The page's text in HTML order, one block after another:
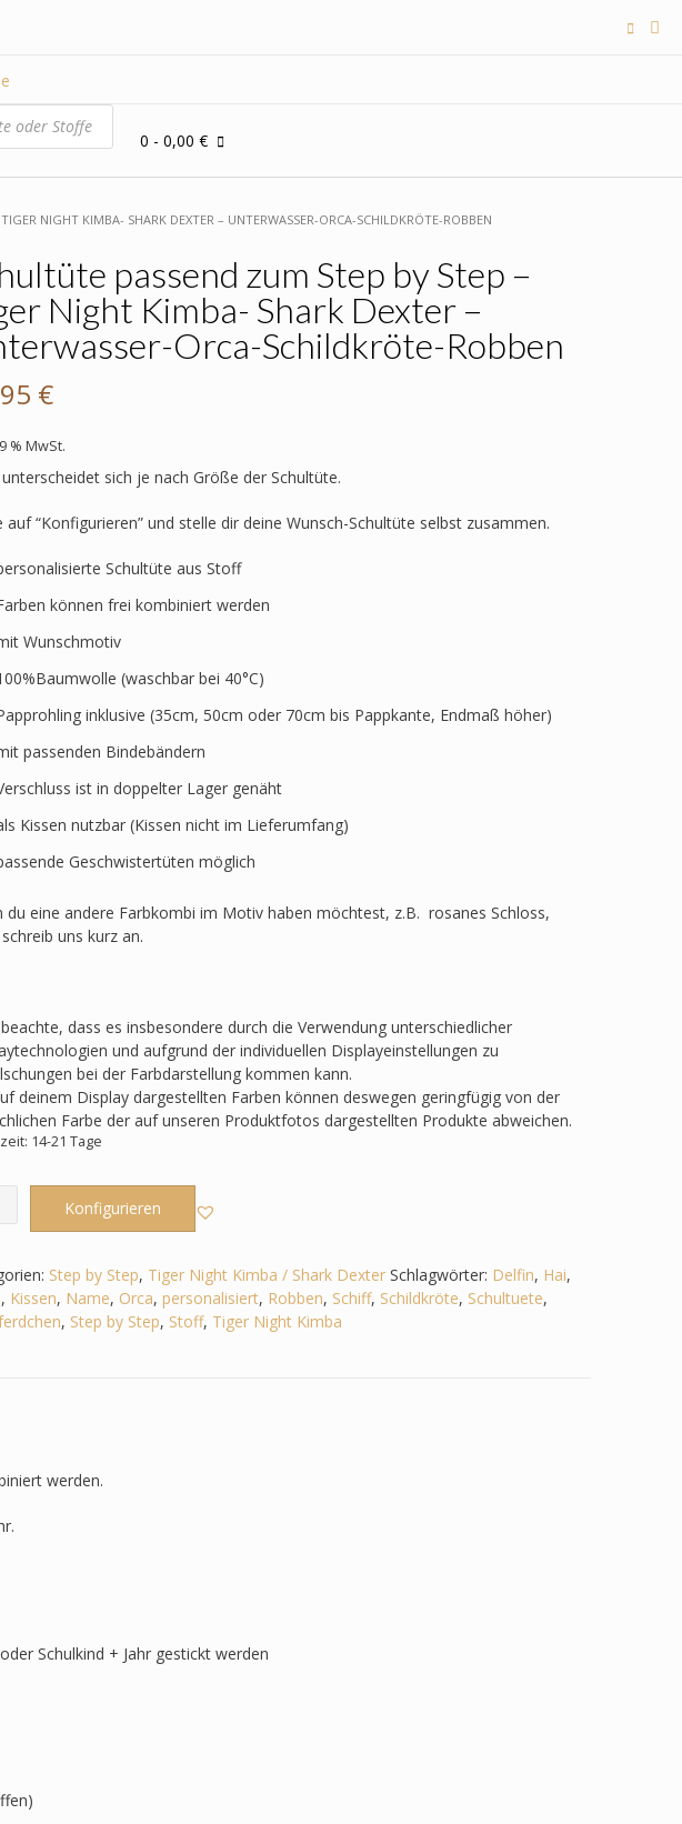
0 - 0,00 €
NIGHT KIMBA- SHARK DEXTER – UNTERWASSER-ORCA-SCHILDKRÖTE-ROBBEN
passend zum Step by Step –
Night Kimba- Shark Dexter –
Orca-Schildkröte-Robben
€
% MwSt.
sich je nach Größe der Schultüte.
auf “Konfigurieren” und stelle dir deine Wunsch-Schultüte selbst zusammen.
Schultüte aus Stoff
können frei kombiniert werden
Wunschmotiv
(waschbar bei 40°C)
inklusive (35cm, 50cm oder 70cm bis Pappkante, Endmaß höher)
passenden Bindebändern
ist in doppelter Lager genäht
Kissen nutzbar (Kissen nicht im Lieferumfang)
Geschwistertüten möglich
du eine andere Farbkombi im Motiv haben möchtest, z.B. rosanes Schloss,
uns kurz an.
dass es insbesondere durch die Verwendung unterschiedlicher
und aufgrund der individuellen Displayeinstellungen zu
bei der Farbdarstellung kommen kann.
deinem Display dargestellten Farben können deswegen geringfügig von der
Farbe der auf unseren Produktfotos dargestellten Produkte abweichen.
14-21 Tage
Konfigurieren
Step by Step, Tiger Night Kimba / Shark Dexter Schlagwörter: Delfin, Hai,
, Kissen, Name, Orca, personalisiert, Robben, Schiff, Schildkröte, Schultuete,
, Step by Step, Stoff, Tiger Night Kimba
werden.
Schulkind + Jahr gestickt werden